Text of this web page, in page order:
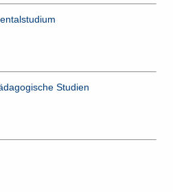
Studien